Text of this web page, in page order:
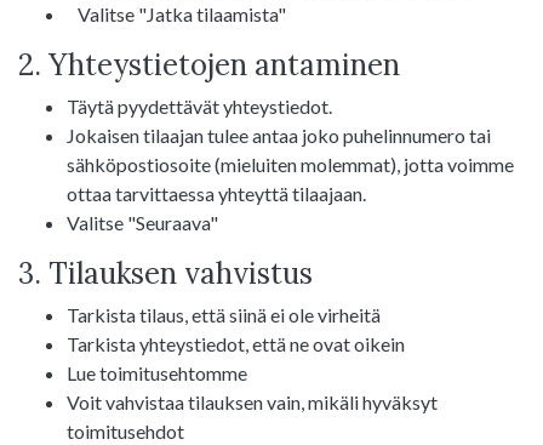
Valitse "Jatka tilaamista"
2. Yhteystietojen antaminen
Täytä pyydettävät yhteystiedot.
Jokaisen tilaajan tulee antaa joko puhelinnumero tai
sähköpostiosoite (mieluiten molemmat), jotta voimme
ottaa tarvittaessa yhteyttä tilaajaan.
Valitse "Seuraava"
3. Tilauksen vahvistus
Tarkista tilaus, että siinä ei ole virheitä
Tarkista yhteystiedot, että ne ovat oikein
Lue toimitusehtomme
Voit vahvistaa tilauksen vain, mikäli hyväksyt
toimitusehdot